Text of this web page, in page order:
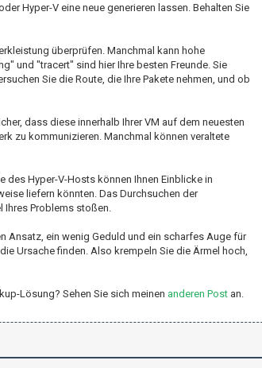
Hyper-V eine neue generieren lassen. Behalten Sie
überprüfen. Manchmal kann hohe
und "tracert" sind hier Ihre besten Freunde. Sie
Sie die Route, die Ihre Pakete nehmen, und ob
dass diese innerhalb Ihrer VM auf dem neuesten
zu kommunizieren. Manchmal können veraltete
Hyper-V-Hosts können Ihnen Einblicke in
liefern könnten. Das Durchsuchen der
Problems stoßen.
Ansatz, ein wenig Geduld und ein scharfes Auge für
Ursache finden. Also krempeln Sie die Ärmel hoch,
Lösung? Sehen Sie sich meinen anderen Postan.